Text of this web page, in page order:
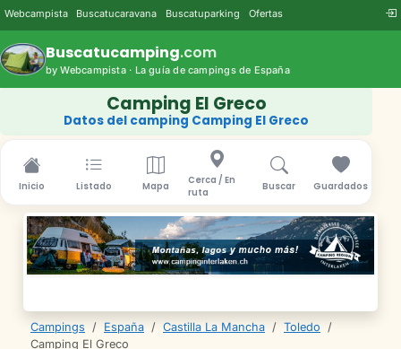
Webcampista Buscatucaravana Buscatuparking Ofertas
Buscatucamping.com
by Webcampista · La guía de campings de España
Camping El Greco
Datos del camping Camping El Greco
Inicio Listado Mapa
Cerca / En
ruta
Buscar Guardados
Campings / España / Castilla La Mancha / Toledo /
Camping El Greco